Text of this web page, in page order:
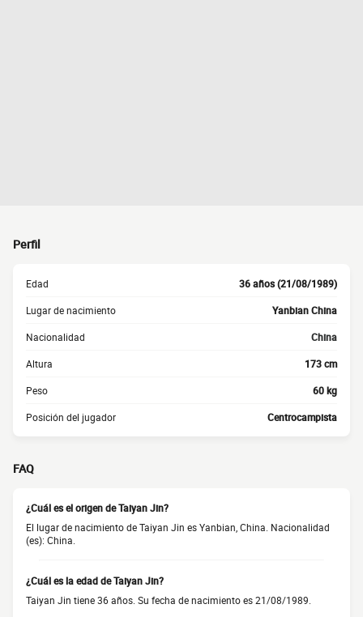
Perfil
Edad 36 años (21/08/1989)
Lugar de nacimiento Yanbian China
Nacionalidad China
Altura 173 cm
Peso 60 kg
Posición del jugador Centrocampista
FAQ
¿Cuál es el origen de Taiyan Jin?
El lugar de nacimiento de Taiyan Jin es Yanbian, China. Nacionalidad
(es): China.
¿Cuál es la edad de Taiyan Jin?
Taiyan Jin tiene 36 años. Su fecha de nacimiento es 21/08/1989.